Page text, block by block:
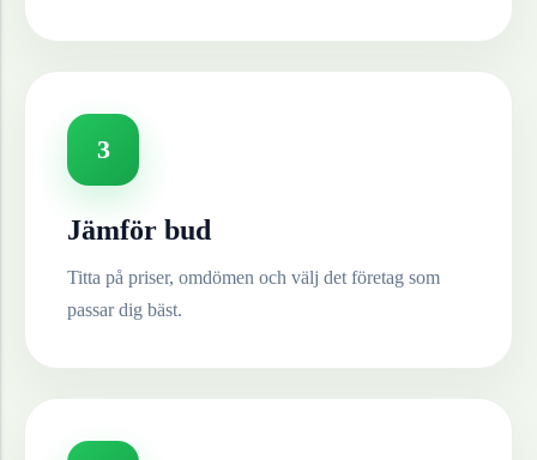
3
Jämför bud
Titta på priser, omdömen och välj det företag som
passar dig bäst.